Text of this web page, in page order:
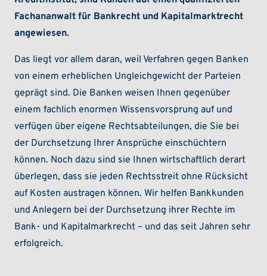
Fachananwalt für Bankrecht und Kapitalmarktrecht
angewiesen.
Das liegt vor allem daran, weil Verfahren gegen Banken
von einem erheblichen Ungleichgewicht der Parteien
geprägt sind. Die Banken weisen Ihnen gegenüber
einem fachlich enormen Wissensvorsprung auf und
verfügen über eigene Rechtsabteilungen, die Sie bei
der Durchsetzung Ihrer Ansprüche einschüchtern
können. Noch dazu sind sie Ihnen wirtschaftlich derart
überlegen, dass sie jeden Rechtsstreit ohne Rücksicht
auf Kosten austragen können. Wir helfen Bankkunden
und Anlegern bei der Durchsetzung ihrer Rechte im
Bank- und Kapitalmarkrecht – und das seit Jahren sehr
erfolgreich.